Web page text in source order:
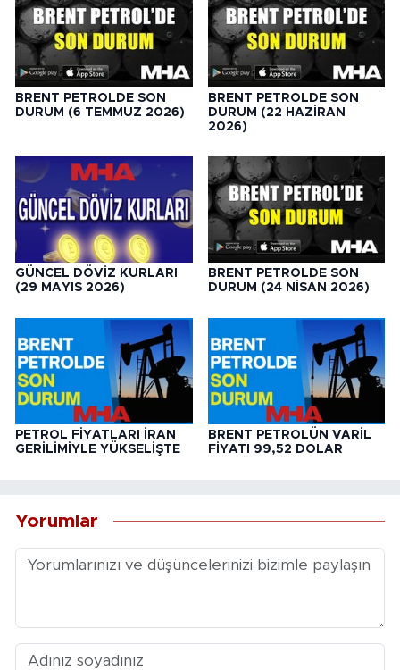
BRENT PETROLDE SON
DURUM (6 TEMMUZ 2026)
BRENT PETROLDE SON
DURUM (22 HAZİRAN
2026)
GÜNCEL DÖVİZ KURLARI
(29 MAYIS 2026)
BRENT PETROLDE SON
DURUM (24 NİSAN 2026)
PETROL FİYATLARI İRAN
GERİLİMİYLE YÜKSELİŞTE
BRENT PETROLÜN VARİL
FİYATI 99,52 DOLAR
Yorumlar